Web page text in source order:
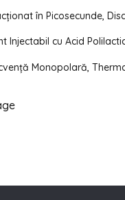
în Picosecunde,
Injectabil cu Acid
Monopolară,